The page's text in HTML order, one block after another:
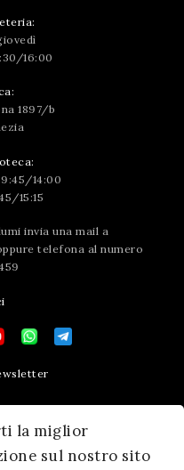
la miglior
sul nostro sito
16:00
1897/b
14:00
15:15
invia una mail a
telefona al numero